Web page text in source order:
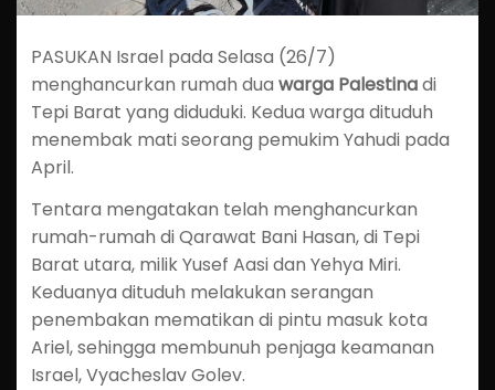
PASUKAN Israel pada Selasa (26/7)
menghancurkan rumah dua warga Palestinadi
Tepi Barat yang diduduki. Kedua warga dituduh
menembak mati seorang pemukim Yahudi pada
April.
Tentara mengatakan telah menghancurkan
rumah-rumah di Qarawat Bani Hasan, di Tepi
Barat utara, milik Yusef Aasi dan Yehya Miri.
Keduanya dituduh melakukan serangan
penembakan mematikan di pintu masuk kota
Ariel, sehingga membunuh penjaga keamanan
Israel, Vyacheslav Golev.